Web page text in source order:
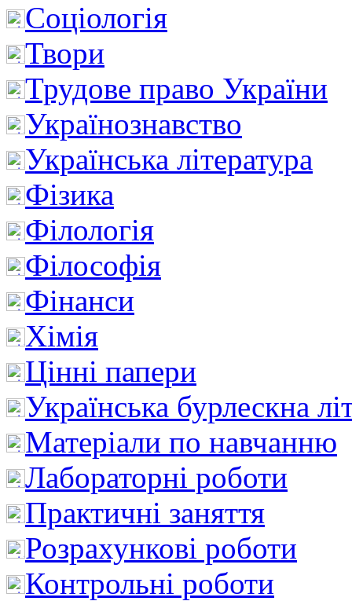
Соціологія
Твори
Трудове право України
Українознавство
Українська література
Фізика
Філологія
Філософія
Фінанси
Хімія
Цінні папери
Українська бурлескна
Матеріали по навчанню
Лабораторні роботи
Практичні заняття
Розрахункові роботи
Контрольні роботи